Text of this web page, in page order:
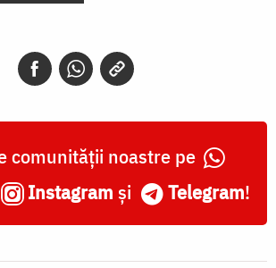
comunității noastre pe
Instagram și Telegram!